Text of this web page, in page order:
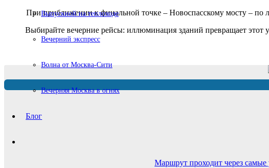
Выпускной на теплоходе
Вечерний экспресс
Волна от Москва-Сити
Вечерняя Москва в огнях
Блог
При приближении к финальной точке – Новоспасскому мосту – по
Выбирайте вечерние рейсы: иллюминация зданий превращает этот
Маршрут проходит через